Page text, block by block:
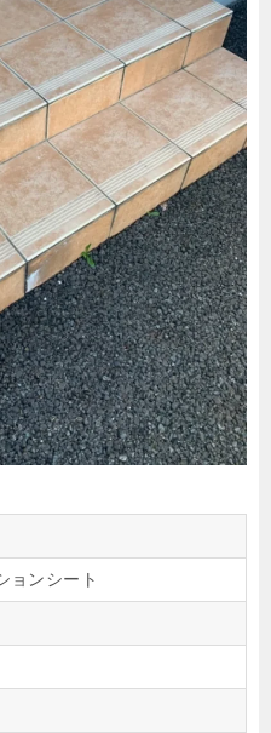
ョンシート